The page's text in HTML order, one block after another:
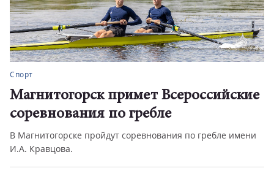
Спорт
Магнитогорск примет Всероссийские
соревнования по гребле
В Магнитогорске пройдут соревнования по гребле имени
И.А. Кравцова.